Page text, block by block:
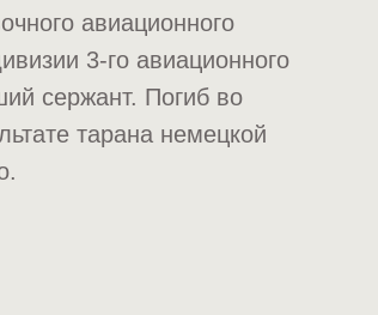
авиационного
3-го авиационного
сержант. Погиб во
тарана немецкой